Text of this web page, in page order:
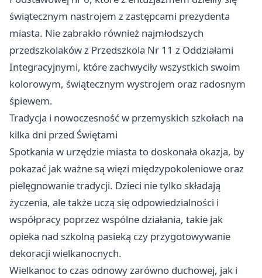
świątecznym nastrojem z zastępcami prezydenta
miasta. Nie zabrakło również najmłodszych
przedszkolaków z Przedszkola Nr 11 z Oddziałami
Integracyjnymi, które zachwyciły wszystkich swoim
kolorowym, świątecznym wystrojem oraz radosnym
śpiewem.
Tradycja i nowoczesność w przemyskich szkołach na
kilka dni przed Świętami
Spotkania w urzędzie miasta to doskonała okazja, by
pokazać jak ważne są więzi międzypokoleniowe oraz
pielęgnowanie tradycji. Dzieci nie tylko składają
życzenia, ale także uczą się odpowiedzialności i
współpracy poprzez wspólne działania, takie jak
opieka nad szkolną pasieką czy przygotowywanie
dekoracji wielkanocnych.
Wielkanoc to czas odnowy zarówno duchowej, jak i